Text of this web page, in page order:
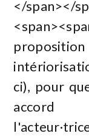
</span></
ci), pour